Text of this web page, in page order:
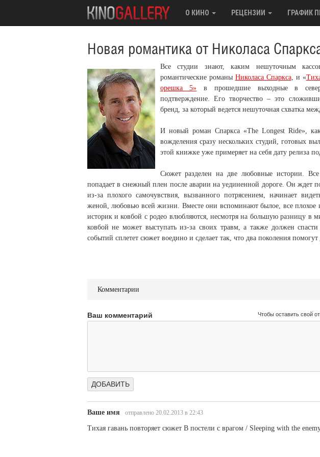
О КИНО РЕЦЕНЗИИ ГРАФИК
Новая романтика от Николаса
Все студии знают, каким нешуточным
романтические романы Николаса Спаркса, и «
орешка 5» в прошедшие выходные в
подтверждение. Его творчество – это
бренд, за который ведется нешуточная схватка
И новый роман Спаркса «The Longest Ride»,
вожделения сразу нескольких студий, готовых
этой книжке уже примеряет на себя дату релиза
Сюжет разделен на две любовные истории.
попадает в снежный плен после аварии на уединенной дороге. Он ждет
из-за плохого самочувствия, вызванного потрясением, начинает
женой, любовью всей жизни. Вместе они вспоминают былое, все
историк и ковбой с родео влюбляются, несмотря на большую разницу в
ковбой не может выступать из-за своих травм, а также должен
событий сплетет сюжет воедино и сделает так, что два поколения помогут
Комментарии
Ваш комментарий Чтобы оставить свой
Ваше имя отправлено 20.02.2013 в 22:43
Тихая гавань повторяет сюжет В постели с врагом / Sleeping with the